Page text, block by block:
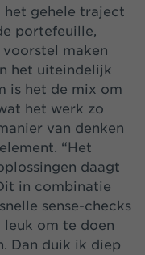
het gehele traject
portefeuille,
voorstel maken
het uiteindelijk
is het de mix om
het werk zo
van denken
“Het
daagt
in combinatie
sense-checks
om te doen
Dan duik ik diep